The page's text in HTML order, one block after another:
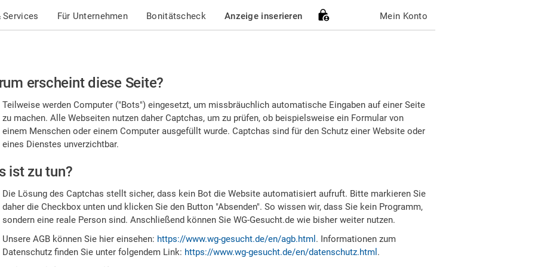
Services Für Unternehmen Bonitätscheck Anzeige inserieren Mein Konto
erscheint diese Seite?
Teilweise werden Computer ("Bots") eingesetzt, um missbräuchlich automatische Eingaben auf einer Seite
zu machen. Alle Webseiten nutzen daher Captchas, um zu prüfen, ob beispielsweise ein Formular von
einem Menschen oder einem Computer ausgefüllt wurde. Captchas sind für den Schutz einer Website oder
eines Dienstes unverzichtbar.
ist zu tun?
Die Lösung des Captchas stellt sicher, dass kein Bot die Website automatisiert aufruft. Bitte markieren Sie
daher die Checkbox unten und klicken Sie den Button "Absenden". So wissen wir, dass Sie kein Programm,
sondern eine reale Person sind. Anschließend können Sie WG-Gesucht.de wie bisher weiter nutzen.
Unsere AGB können Sie hier einsehen: https://www.wg-gesucht.de/en/agb.html . Informationen zum
Datenschutz finden Sie unter folgendem Link: https://www.wg-gesucht.de/en/datenschutz.html .